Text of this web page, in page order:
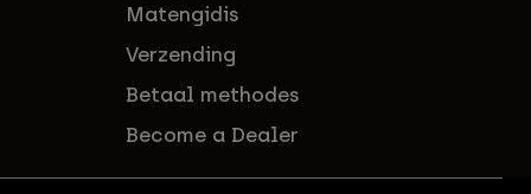
Matengidis
Verzending
Betaal methodes
Become a Dealer